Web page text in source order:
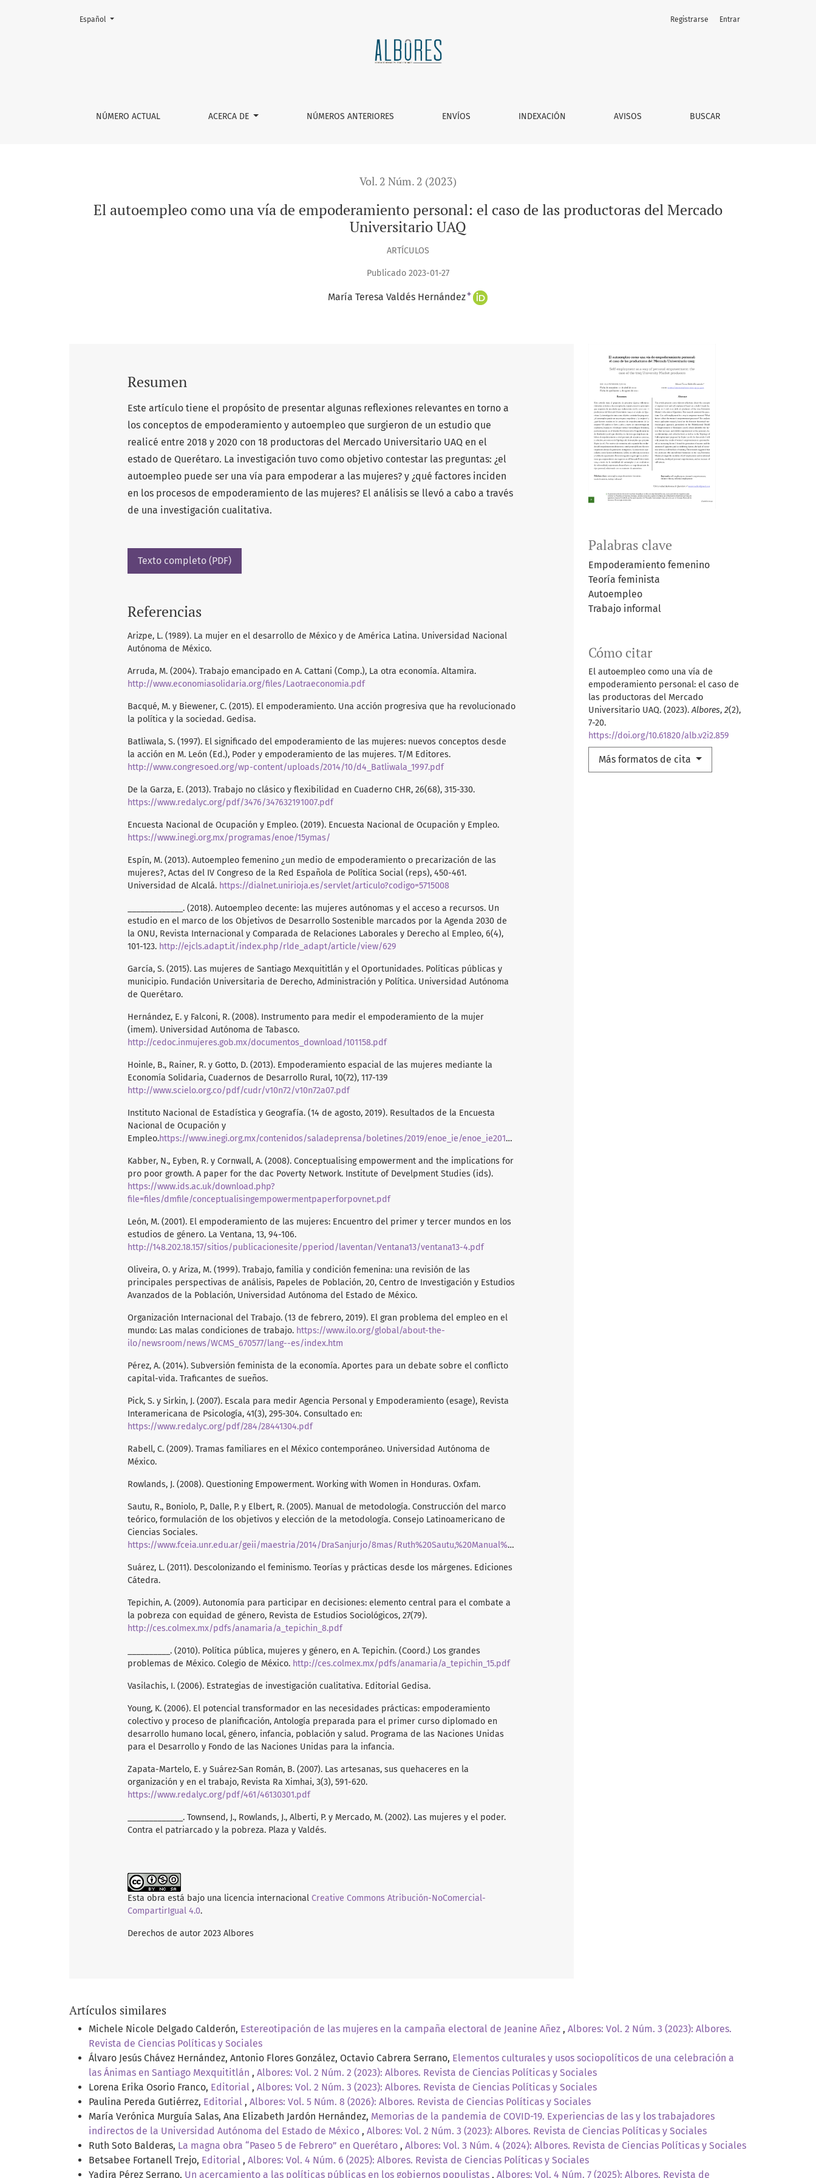
El autoempleo como una vía de empoderamiento personal: el caso de las productoras del Mercado Universitario UAQ
NÚMERO ACTUAL ACERCA DE NÚMEROS ANTERIORES ENVÍOS INDEXACIÓN AVISOS BUSCAR
Registrarse Entrar
Cambiar el idioma. El actual es:
Español
Vol. 2 Núm. 2 (2023)
El autoempleo como una vía de empoderamiento personal: el caso de las productoras del Mercado
Universitario UAQ
ARTÍCULOS
Publicado 2023-01-27
María Teresa Valdés Hernández+
Palabras clave
Empoderamiento femenino
Teoría feminista
Autoempleo
Trabajo informal
Cómo citar
El autoempleo como una vía de
empoderamiento personal: el caso de
las productoras del Mercado
Universitario UAQ. (2023).Albores, 2(2),
7-20.
https://doi.org/10.61820/alb.v2i2.859
Más formatos de cita
Resumen
Este artículo tiene el propósito de presentar algunas reflexiones relevantes en torno a
los conceptos de empoderamiento y autoempleo que surgieron de un estudio que
realicé entre 2018 y 2020 con 18 productoras del Mercado Universitario UAQ en el
estado de Querétaro. La investigación tuvo como objetivo contestar las preguntas: ¿el
autoempleo puede ser una vía para empoderar a las mujeres? y ¿qué factores inciden
en los procesos de empoderamiento de las mujeres? El análisis se llevó a cabo a través
de una investigación cualitativa.
Texto completo (PDF)
Referencias
Arizpe, L. (1989). La mujer en el desarrollo de México y de América Latina. Universidad Nacional
Autónoma de México.
Arruda, M. (2004). Trabajo emancipado en A. Cattani (Comp.), La otra economía. Altamira.
http://www.economiasolidaria.org/files/Laotraeconomia.pdf
Bacqué, M. y Biewener, C. (2015). El empoderamiento. Una acción progresiva que ha revolucionado
la política y la sociedad. Gedisa.
Batliwala, S. (1997). El significado del empoderamiento de las mujeres: nuevos conceptos desde
la acción en M. León (Ed.), Poder y empoderamiento de las mujeres. T/M Editores.
http://www.congresoed.org/wp-content/uploads/2014/10/d4_Batliwala_1997.pdf
De la Garza, E. (2013). Trabajo no clásico y flexibilidad en Cuaderno CHR, 26(68), 315-330.
https://www.redalyc.org/pdf/3476/347632191007.pdf
Encuesta Nacional de Ocupación y Empleo. (2019). Encuesta Nacional de Ocupación y Empleo.
https://www.inegi.org.mx/programas/enoe/15ymas/
Espín, M. (2013). Autoempleo femenino ¿un medio de empoderamiento o precarización de las
mujeres?, Actas del IV Congreso de la Red Española de Política Social (reps), 450-461.
Universidad de Alcalá. https://dialnet.unirioja.es/servlet/articulo?codigo=5715008
_____________. (2018). Autoempleo decente: las mujeres autónomas y el acceso a recursos. Un
estudio en el marco de los Objetivos de Desarrollo Sostenible marcados por la Agenda 2030 de
la ONU, Revista Internacional y Comparada de Relaciones Laborales y Derecho al Empleo, 6(4),
101-123. http://ejcls.adapt.it/index.php/rlde_adapt/article/view/629
García, S. (2015). Las mujeres de Santiago Mexquititlán y el Oportunidades. Políticas públicas y
municipio. Fundación Universitaria de Derecho, Administración y Política. Universidad Autónoma
de Querétaro.
Hernández, E. y Falconi, R. (2008). Instrumento para medir el empoderamiento de la mujer
(imem). Universidad Autónoma de Tabasco.
http://cedoc.inmujeres.gob.mx/documentos_download/101158.pdf
Hoinle, B., Rainer, R. y Gotto, D. (2013). Empoderamiento espacial de las mujeres mediante la
Economía Solidaria, Cuadernos de Desarrollo Rural, 10(72), 117-139
http://www.scielo.org.co/pdf/cudr/v10n72/v10n72a07.pdf
Instituto Nacional de Estadística y Geografía. (14 de agosto, 2019). Resultados de la Encuesta
Nacional de Ocupación y
Empleo.https://www.inegi.org.mx/contenidos/saladeprensa/boletines/2019/enoe_ie/enoe_ie2019_08.pdf
Kabber, N., Eyben, R. y Cornwall, A. (2008). Conceptualising empowerment and the implications for
pro poor growth. A paper for the dac Poverty Network. Institute of Develpment Studies (ids).
https://www.ids.ac.uk/download.php?
file=files/dmfile/conceptualisingempowermentpaperforpovnet.pdf
León, M. (2001). El empoderamiento de las mujeres: Encuentro del primer y tercer mundos en los
estudios de género. La Ventana, 13, 94-106.
http://148.202.18.157/sitios/publicacionesite/pperiod/laventan/Ventana13/ventana13-4.pdf
Oliveira, O. y Ariza, M. (1999). Trabajo, familia y condición femenina: una revisión de las
principales perspectivas de análisis, Papeles de Población, 20, Centro de Investigación y Estudios
Avanzados de la Población, Universidad Autónoma del Estado de México.
Organización Internacional del Trabajo. (13 de febrero, 2019). El gran problema del empleo en el
mundo: Las malas condiciones de trabajo. https://www.ilo.org/global/about-the-
ilo/newsroom/news/WCMS_670577/lang--es/index.htm
Pérez, A. (2014). Subversión feminista de la economía. Aportes para un debate sobre el conflicto
capital-vida. Traficantes de sueños.
Pick, S. y Sirkin, J. (2007). Escala para medir Agencia Personal y Empoderamiento (esage), Revista
Interamericana de Psicología, 41(3), 295-304. Consultado en:
https://www.redalyc.org/pdf/284/28441304.pdf
Rabell, C. (2009). Tramas familiares en el México contemporáneo. Universidad Autónoma de
México.
Rowlands, J. (2008). Questioning Empowerment. Working with Women in Honduras. Oxfam.
Sautu, R., Boniolo, P., Dalle, P. y Elbert, R. (2005). Manual de metodología. Construcción del marco
teórico, formulación de los objetivos y elección de la metodología. Consejo Latinoamericano de
Ciencias Sociales.
https://www.fceia.unr.edu.ar/geii/maestria/2014/DraSanjurjo/8mas/Ruth%20Sautu,%20Manual%20de%20metodologia.pdf
Suárez, L. (2011). Descolonizando el feminismo. Teorías y prácticas desde los márgenes. Ediciones
Cátedra.
Tepichin, A. (2009). Autonomía para participar en decisiones: elemento central para el combate a
la pobreza con equidad de género, Revista de Estudios Sociológicos, 27(79).
http://ces.colmex.mx/pdfs/anamaria/a_tepichin_8.pdf
__________. (2010). Política pública, mujeres y género, en A. Tepichin. (Coord.) Los grandes
problemas de México. Colegio de México. http://ces.colmex.mx/pdfs/anamaria/a_tepichin_15.pdf
Vasilachis, I. (2006). Estrategias de investigación cualitativa. Editorial Gedisa.
Young, K. (2006). El potencial transformador en las necesidades prácticas: empoderamiento
colectivo y proceso de planificación, Antología preparada para el primer curso diplomado en
desarrollo humano local, género, infancia, población y salud. Programa de las Naciones Unidas
para el Desarrollo y Fondo de las Naciones Unidas para la infancia.
Zapata-Martelo, E. y Suárez-San Román, B. (2007). Las artesanas, sus quehaceres en la
organización y en el trabajo, Revista Ra Ximhai, 3(3), 591-620.
https://www.redalyc.org/pdf/461/46130301.pdf
_____________. Townsend, J., Rowlands, J., Alberti, P. y Mercado, M. (2002). Las mujeres y el poder.
Contra el patriarcado y la pobreza. Plaza y Valdés.
Esta obra está bajo una licencia internacional Creative Commons Atribución-NoComercial-
CompartirIgual 4.0.
Derechos de autor 2023 Albores
Artículos similares
Michele Nicole Delgado Calderón, Estereotipación de las mujeres en la campaña electoral de Jeanine Añez , Albores: Vol. 2 Núm. 3 (2023): Albores.
Revista de Ciencias Políticas y Sociales
Álvaro Jesús Chávez Hernández, Antonio Flores González, Octavio Cabrera Serrano, Elementos culturales y usos sociopolíticos de una celebración a
las Ánimas en Santiago Mexquititlán , Albores: Vol. 2 Núm. 2 (2023): Albores. Revista de Ciencias Políticas y Sociales
Lorena Erika Osorio Franco, Editorial , Albores: Vol. 2 Núm. 3 (2023): Albores. Revista de Ciencias Políticas y Sociales
Paulina Pereda Gutiérrez, Editorial , Albores: Vol. 5 Núm. 8 (2026): Albores. Revista de Ciencias Políticas y Sociales
María Verónica Murguía Salas, Ana Elizabeth Jardón Hernández, Memorias de la pandemia de COVID-19. Experiencias de las y los trabajadores
indirectos de la Universidad Autónoma del Estado de México , Albores: Vol. 2 Núm. 3 (2023): Albores. Revista de Ciencias Políticas y Sociales
Ruth Soto Balderas, La magna obra “Paseo 5 de Febrero” en Querétaro , Albores: Vol. 3 Núm. 4 (2024): Albores. Revista de Ciencias Políticas y Sociales
Betsabee Fortanell Trejo, Editorial , Albores: Vol. 4 Núm. 6 (2025): Albores. Revista de Ciencias Políticas y Sociales
Yadira Pérez Serrano, Un acercamiento a las políticas públicas en los gobiernos populistas , Albores: Vol. 4 Núm. 7 (2025): Albores. Revista de